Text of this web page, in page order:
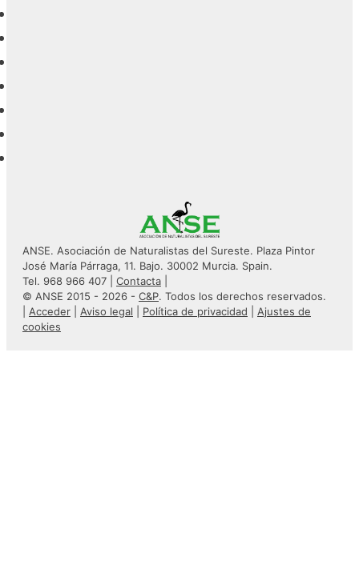
ANSE. Asociación de Naturalistas del Sureste. Plaza Pintor
José María Párraga, 11. Bajo. 30002 Murcia. Spain.
Tel. 968 966 407 | Contacta
© ANSE 2015 - 2026 - C&P. Todos los derechos reservados.
Acceder Aviso legal Política de privacidad
Ajustes de
cookies